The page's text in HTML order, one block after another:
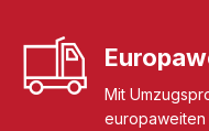
Mit
europaweiten